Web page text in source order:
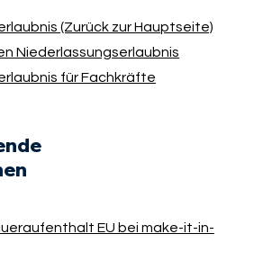
(Zurück zur Hauptseite)
Niederlassungserlaubnis
für Fachkräfte
EU bei make-it-in-